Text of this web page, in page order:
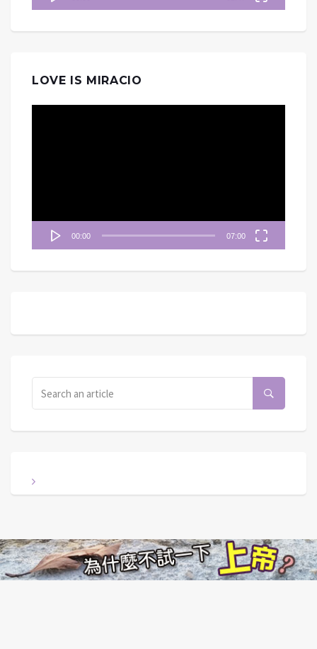
LOVE IS MIRACIO
00:00 07:00